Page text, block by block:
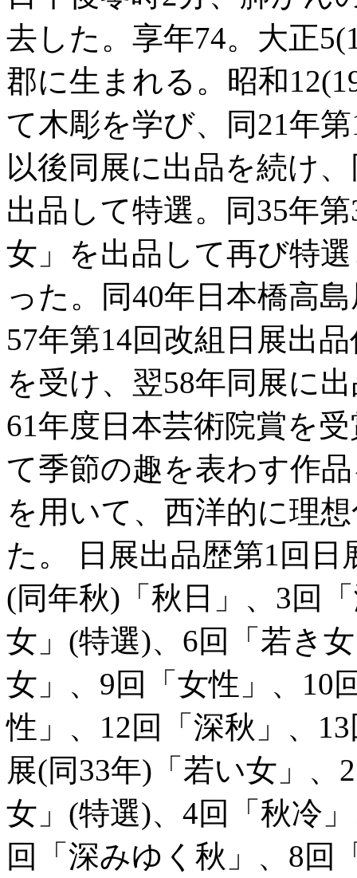
去した。享年74。大正
郡に生まれる。昭和
て木彫を学び、同21年
以後同展に出品を続け
出品して特選。同35年
女」を出品して再び特
った。同40年日本橋高
57年第14回改組日展出
を受け、翌58年同展に
61年度日本芸術院賞を
て季節の趣を表わす作
を用いて、西洋的に理
た。 日展出品歴第1回日
(同年秋)「秋日」、3回
女」(特選)、6回「若き
女」、9回「女性」、10
性」、12回「深秋」、
展(同33年)「若い女」、
女」(特選)、4回「秋冷
回「深みゆく秋」、8回